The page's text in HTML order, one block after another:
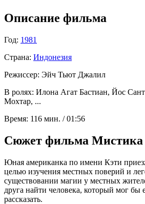
Описание фильма
Год: 1981
Страна: Индонезия
Режиссер: Эйч Тьют Джалил
В ролях: Илона Агат Бастиан, Йос
Мохтар, ...
Время: 116 мин. / 01:56
Сюжет фильма Мистика
Юная американка по имени Кэти
целью изучения местных поверий и
существовании магии у местных
друга найти человека, который мог бы
рассказать.